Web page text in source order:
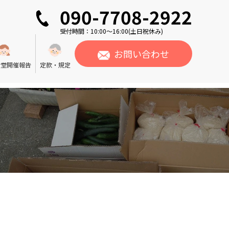
090-7708-2922
受付時間：10:00〜16:00(土日祝休み)
開催報告 定款・規定
お問い合わせ